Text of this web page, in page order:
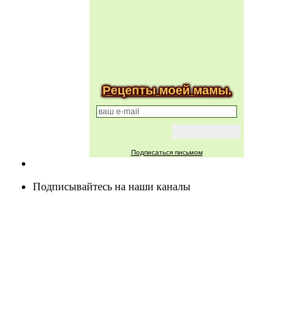
Рецепты моей мамы.
Подписаться письмом
Подписывайтесь на наши каналы